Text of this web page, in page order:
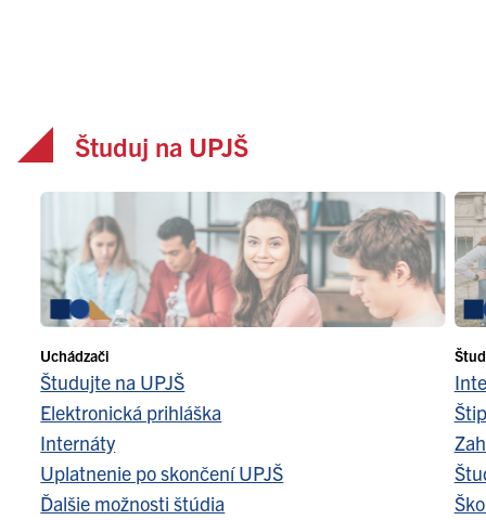
Študuj na UPJŠ
Uchádzači
Študujte na UPJŠ
Elektronická prihláška
Internáty
Uplatnenie po skončení UPJŠ
Ďalšie možnosti štúdia